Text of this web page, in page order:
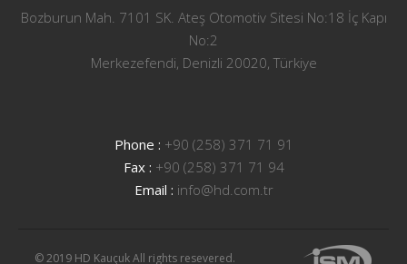
Bozburun Mah. 7101 SK. Ateş Otomotiv Sitesi No:18 İç Kapı
No:2
Merkezefendi, Denizli 20020, Türkiye
Phone : +90 (258) 371 71 91
Fax : +90 (258) 371 71 94
Email : info@hd.com.tr
© 2019 HD Kauçuk All rights resevered.